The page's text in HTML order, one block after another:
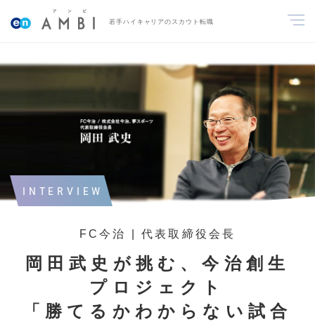
若手ハイキャリアのスカウト転職
INTERVIEW
FC今治 | 代表取締役会長
岡田武史が挑む、今治創生
プロジェクト
「勝てるかわからない試合